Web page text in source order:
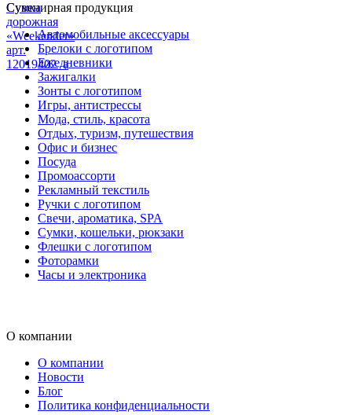
Сумка
дорожная
«Weekender»
арт.
12019402_a
Сувенирная продукция
Автомобильные аксессуары
Брелоки с логотипом
Ежедневники
Зажигалки
Зонты с логотипом
Игры, антистрессы
Мода, стиль, красота
Отдых, туризм, путешествия
Офис и бизнес
Посуда
Промоассорти
Рекламный текстиль
Ручки с логотипом
Свечи, ароматика, SPA
Сумки, кошельки, рюкзаки
Флешки с логотипом
Фоторамки
Часы и электроника
О компании
О компании
Новости
Блог
Политика конфиденциальности